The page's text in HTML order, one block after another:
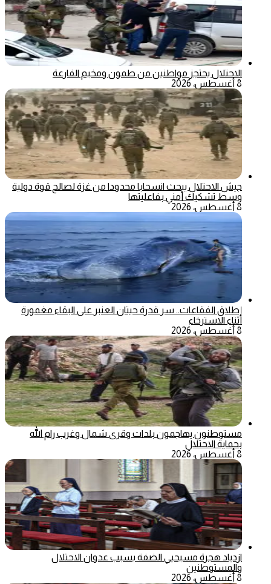
الاحتلال يحتجز مواطنين من طمون ومخيم الفارعة
8 أغسطس، 2026
جيش الاحتلال يبحث انسحابا محدودا من غزة لصالح قوة دولية
وسط تشكيك أمني بفاعليتها
8 أغسطس، 2026
إطلاق الفقاعات.. سر قدرة حيتان العنبر على البقاء مغمورة
أثناء الاسترخاء
8 أغسطس، 2026
مستوطنون يهاجمون بلدات وقرى شمال وغرب رام الله
بحماية الاحتلال
8 أغسطس، 2026
ازدياد هجرة مسيحيي الضفة بسبب عدوان الاحتلال
والمستوطنين
8 أغسطس، 2026